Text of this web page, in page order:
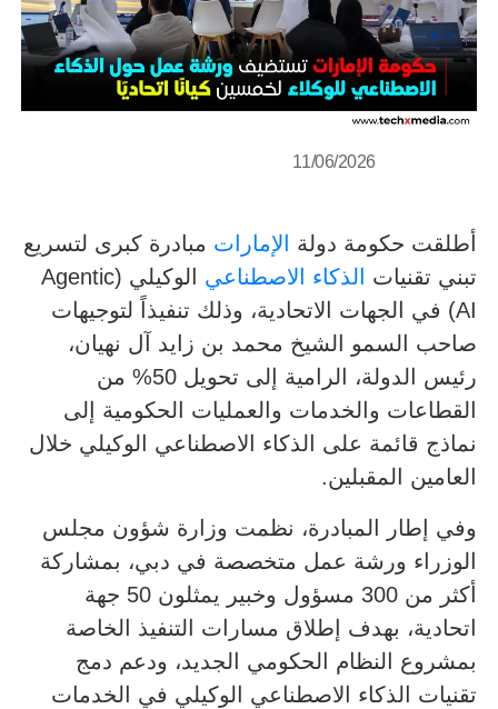
11/06/2026
أطلقت حكومة دولة الإمارات مبادرة كبرى لتسريع
تبني تقنيات
الذكاء الاصطناعي
الوكيلي (Agentic
AI) في الجهات الاتحادية، وذلك تنفيذاً لتوجيهات
صاحب السمو الشيخ محمد بن زايد آل نهيان،
رئيس الدولة، الرامية إلى تحويل 50% من
القطاعات والخدمات والعمليات الحكومية إلى
نماذج قائمة على الذكاء الاصطناعي الوكيلي خلال
العامين المقبلين.
وفي إطار المبادرة، نظمت وزارة شؤون مجلس
الوزراء ورشة عمل متخصصة في دبي، بمشاركة
أكثر من 300 مسؤول وخبير يمثلون 50 جهة
اتحادية، بهدف إطلاق مسارات التنفيذ الخاصة
بمشروع النظام الحكومي الجديد، ودعم دمج
تقنيات الذكاء الاصطناعي الوكيلي في الخدمات